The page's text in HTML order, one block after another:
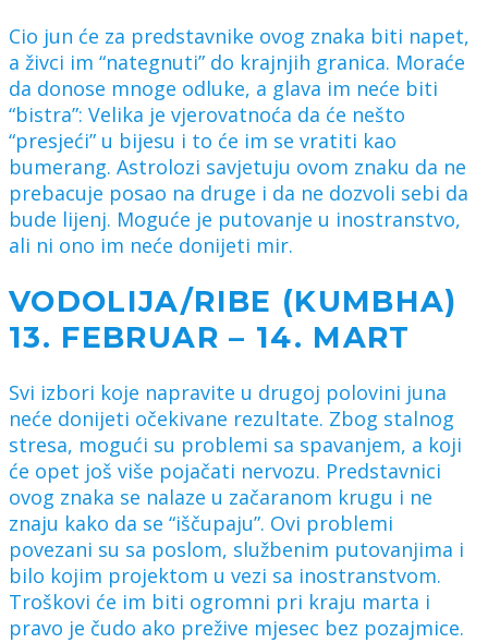
Cio jun će za predstavnike ovog znaka biti napet,
a živci im “nategnuti” do krajnjih granica. Moraće
da donose mnoge odluke, a glava im neće biti
“bistra”: Velika je vjerovatnoća da će nešto
“presjeći” u bijesu i to će im se vratiti kao
bumerang. Astrolozi savjetuju ovom znaku da ne
prebacuje posao na druge i da ne dozvoli sebi da
bude lijenj. Moguće je putovanje u inostranstvo,
ali ni ono im neće donijeti mir.
VODOLIJA/RIBE (KUMBHA)
13. FEBRUAR – 14. MART
Svi izbori koje napravite u drugoj polovini juna
neće donijeti očekivane rezultate. Zbog stalnog
stresa, mogući su problemi sa spavanjem, a koji
će opet još više pojačati nervozu. Predstavnici
ovog znaka se nalaze u začaranom krugu i ne
znaju kako da se “iščupaju”. Ovi problemi
povezani su sa poslom, službenim putovanjima i
bilo kojim projektom u vezi sa inostranstvom.
Troškovi će im biti ogromni pri kraju marta i
pravo je čudo ako prežive mjesec bez pozajmice.